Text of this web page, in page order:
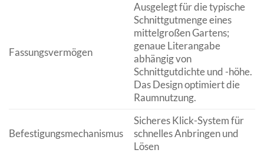
Fassungsvermögen
Ausgelegt für die typische
Schnittgutmenge eines
mittelgroßen Gartens;
genaue Literangabe
abhängig von
Schnittgutdichte und -höhe.
Das Design optimiert die
Raumnutzung.
Befestigungsmechanismus
Sicheres Klick-System für
schnelles Anbringen und
Lösen